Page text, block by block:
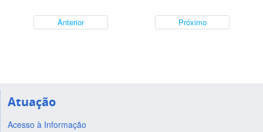
Anterior Próximo
Atuação
Acesso à Informação